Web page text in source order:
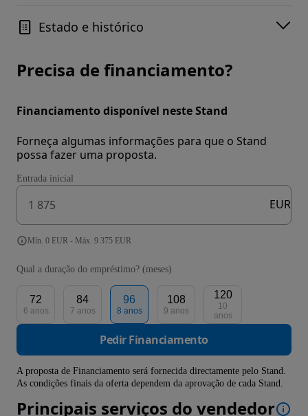
Estado e histórico
Precisa de financiamento?
Financiamento disponível neste Stand
Forneça algumas informações para que o Stand
possa fazer uma proposta.
Entrada inicial
EUR
Mín. 0 EUR - Máx. 9 375 EUR
Qual a duração do empréstimo? (meses)
72
6 anos
84
7 anos
96
8 anos
108
9 anos
120
10
anos
Pedir Financiamento
A proposta de Financiamento será fornecida directamente pelo Stand.
As condições finais da oferta dependem da aprovação de cada Stand.
Principais serviços do vendedor